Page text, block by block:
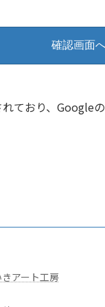
ており、Googleの
きアート工房